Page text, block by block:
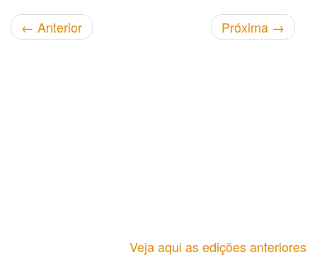
← Anterior Próxima →
Veja aqui as edições anteriores